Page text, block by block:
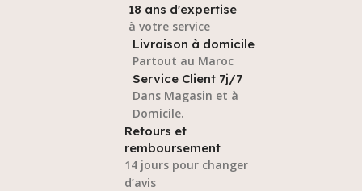
18 ans d'expertise
à votre service
Livraison à domicile
Partout au Maroc
Service Client 7j/7
Dans Magasin et à
Domicile.
Retours et
remboursement
14 jours pour changer
d’avis